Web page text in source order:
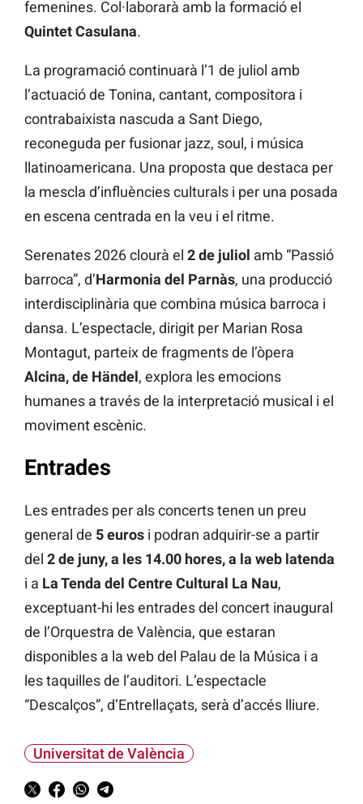
femenines. Col·laborarà amb la formació el
Quintet Casulana.
La programació continuarà l’1 de juliol amb
l’actuació de Tonina, cantant, compositora i
contrabaixista nascuda a Sant Diego,
reconeguda per fusionar jazz, soul, i música
llatinoamericana. Una proposta que destaca per
la mescla d’influències culturals i per una posada
en escena centrada en la veu i el ritme.
Serenates 2026 clourà el 2 de juliol amb “Passió
barroca”, d’Harmonia del Parnàs, una producció
interdisciplinària que combina música barroca i
dansa. L’espectacle, dirigit per Marian Rosa
Montagut, parteix de fragments de l’òpera
Alcina, de Händel, explora les emocions
humanes a través de la interpretació musical i el
moviment escènic.
Entrades
Les entrades per als concerts tenen un preu
general de 5 euros i podran adquirir-se a partir
del 2 de juny, a les 14.00 hores, a la web latenda
i a La Tenda del Centre Cultural La Nau,
exceptuant-hi les entrades del concert inaugural
de l’Orquestra de València, que estaran
disponibles a la web del Palau de la Música i a
les taquilles de l’auditori. L’espectacle
“Descalços”, d’Entrellaçats, serà d’accés lliure.
Universitat de València